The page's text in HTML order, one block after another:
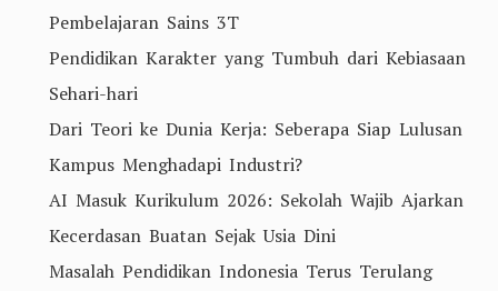
Pembelajaran Sains 3T
Pendidikan Karakter yang Tumbuh dari Kebiasaan
Sehari-hari
Dari Teori ke Dunia Kerja: Seberapa Siap Lulusan
Kampus Menghadapi Industri?
AI Masuk Kurikulum 2026: Sekolah Wajib Ajarkan
Kecerdasan Buatan Sejak Usia Dini
Masalah Pendidikan Indonesia Terus Terulang